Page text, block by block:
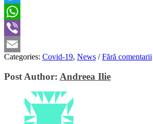
Twitter
WhatsApp
Viber
Email
Categories: Covid-19, News / Fără comentarii
Post Author: Andreea Ilie